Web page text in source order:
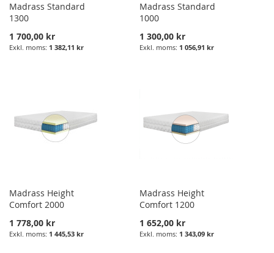
Madrass Standard
1300
1 700,00 kr
1 382,11 kr
Madrass Standard
1000
1 300,00 kr
1 056,91 kr
Madrass Height
Comfort 2000
1 778,00 kr
1 445,53 kr
Madrass Height
Comfort 1200
1 652,00 kr
1 343,09 kr